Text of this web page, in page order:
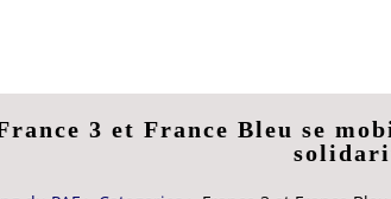
3 et France Bleu se